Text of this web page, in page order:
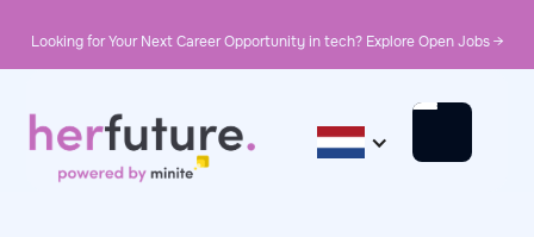
Looking for Your Next Career Opportunity in tech? Explore Open Jobs →